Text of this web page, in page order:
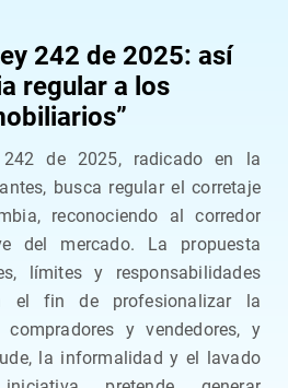
242 de 2025: así
regular a los
de 2025, radicado en la
busca regular el corretaje
reconociendo al corredor
del mercado. La propuesta
límites y responsabilidades
el fin de profesionalizar la
y vendedores, y
la informalidad y el lavado